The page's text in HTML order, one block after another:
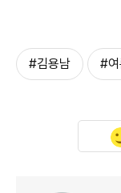
#김용남 #여